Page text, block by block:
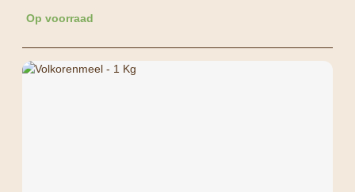
Op voorraad